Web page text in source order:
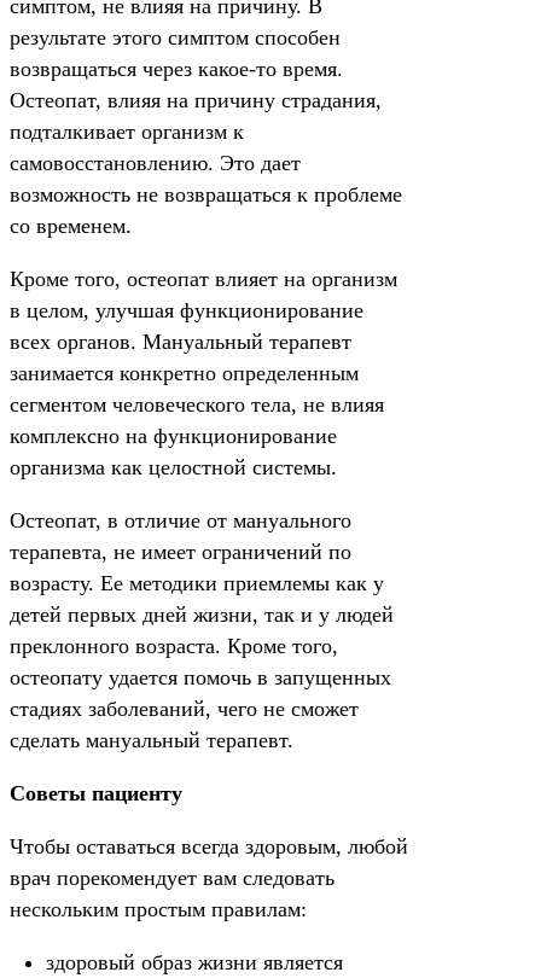
симптом, не влияя на причину. В
результате этого симптом способен
возвращаться через какое-то время.
Остеопат, влияя на причину страдания,
подталкивает организм к
самовосстановлению. Это дает
возможность не возвращаться к проблеме
со временем.
Кроме того, остеопат влияет на организм
в целом, улучшая функционирование
всех органов. Мануальный терапевт
занимается конкретно определенным
сегментом человеческого тела, не влияя
комплексно на функционирование
организма как целостной системы.
Остеопат, в отличие от мануального
терапевта, не имеет ограничений по
возрасту. Ее методики приемлемы как у
детей первых дней жизни, так и у людей
преклонного возраста. Кроме того,
остеопату удается помочь в запущенных
стадиях заболеваний, чего не сможет
сделать мануальный терапевт.
Советы пациенту
Чтобы оставаться всегда здоровым, любой
врач порекомендует вам следовать
нескольким простым правилам:
здоровый образ жизни является